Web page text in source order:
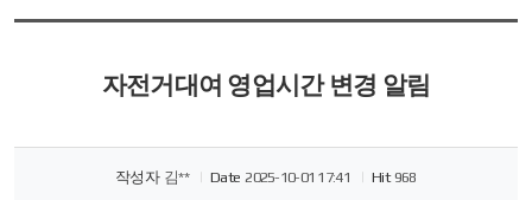
자전거대여 영업시간 변경 알림
작성자 김** Date 2025-10-01 17:41 Hit 968